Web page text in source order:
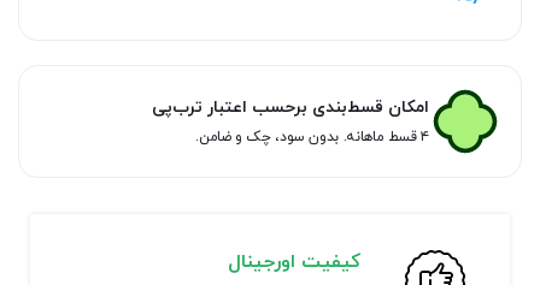
امکان قسط‌بندی برحسب اعتبار ترب‌پی
۴ قسط ماهانه. بدون سود، چک و ضامن.
کیفیت اورجینال